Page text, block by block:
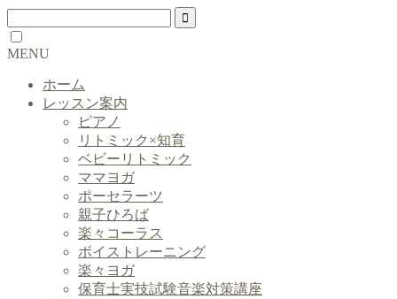
MENU
ホーム
レッスン案内
ピアノ
リトミック×知育
ベビーリトミック
ママヨガ
ポーセラーツ
親子ひろば
楽々コーラス
ボイストレーニング
楽々ヨガ
保育士実技試験音楽対策講座